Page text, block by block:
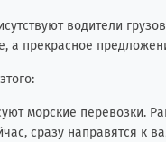
водители
а прекрасное
морские перевозки.
сразу направятся к